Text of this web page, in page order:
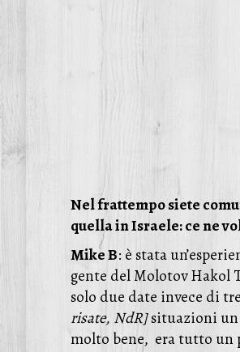
Nel frattempo siete
quella in Israele: ce ne
Mike B: è stata
gente del Molotov Hakol
solo due date invece di
risate, NdR]situazioni un
molto bene, era tutto un